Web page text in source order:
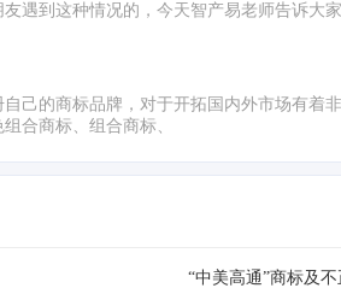
遇到这种情况的，今天智产易老师告诉大
己的商标品牌，对于开拓国内外市场有着
合商标、组合商标、
“中美高通”商标及